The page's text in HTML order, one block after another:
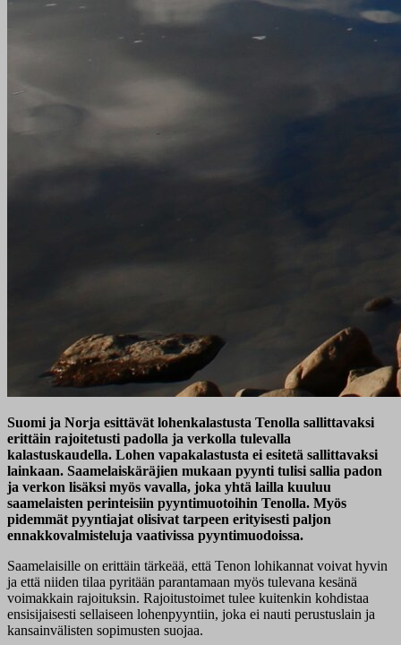
Suomi ja Norja esittävät lohenkalastusta Tenolla sallittavaksi
erittäin rajoitetusti padolla ja verkolla tulevalla
kalastuskaudella. Lohen vapakalastusta ei esitetä sallittavaksi
lainkaan. Saamelaiskäräjien mukaan pyynti tulisi sallia padon
ja verkon lisäksi myös vavalla, joka yhtä lailla kuuluu
saamelaisten perinteisiin pyyntimuotoihin Tenolla. Myös
pidemmät pyyntiajat olisivat tarpeen erityisesti paljon
ennakkovalmisteluja vaativissa pyyntimuodoissa.
Saamelaisille on erittäin tärkeää, että Tenon lohikannat voivat hyvin
ja että niiden tilaa pyritään parantamaan myös tulevana kesänä
voimakkain rajoituksin. Rajoitustoimet tulee kuitenkin kohdistaa
ensisijaisesti sellaiseen lohenpyyntiin, joka ei nauti perustuslain ja
kansainvälisten sopimusten suojaa.